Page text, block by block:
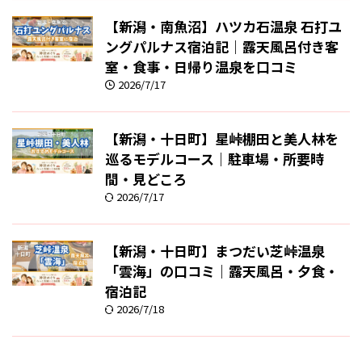
【新潟・南魚沼】ハツカ石温泉 石打ユ
ングパルナス宿泊記｜露天風呂付き客
室・食事・日帰り温泉を口コミ
2026/7/17
【新潟・十日町】星峠棚田と美人林を
巡るモデルコース｜駐車場・所要時
間・見どころ
2026/7/17
【新潟・十日町】まつだい芝峠温泉
「雲海」の口コミ｜露天風呂・夕食・
宿泊記
2026/7/18